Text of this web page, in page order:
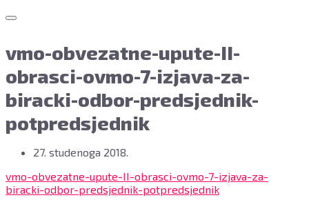
vmo-obvezatne-upute-II-
obrasci-ovmo-7-izjava-za-
biracki-odbor-predsjednik-
potpredsjednik
27. studenoga 2018.
vmo-obvezatne-upute-II-obrasci-ovmo-7-izjava-za-
biracki-odbor-predsjednik-potpredsjednik